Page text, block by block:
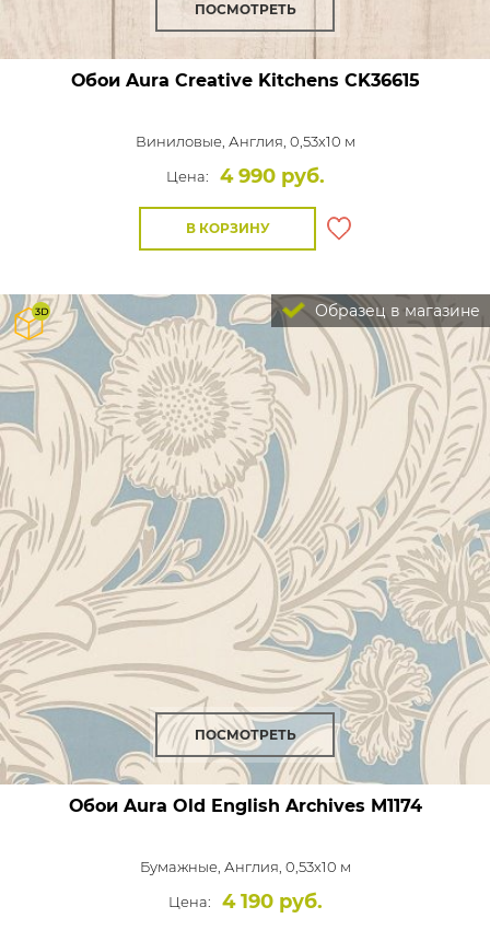
ПОСМОТРЕТЬ
Обои Aura Creative Kitchens CK36615
Виниловые, Англия, 0,53x10 м
Цена:
4 990 руб.
В КОРЗИНУ
Образец в магазине
ПОСМОТРЕТЬ
Обои Aura Old English Archives M1174
Бумажные, Англия, 0,53x10 м
Цена:
4 190 руб.